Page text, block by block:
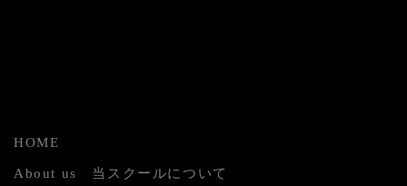
HOME
About us 当スクールについて